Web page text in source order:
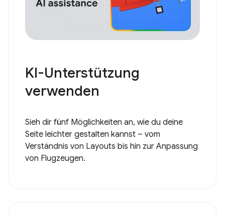
KI-Unterstützung
verwenden
Sieh dir fünf Möglichkeiten an, wie du deine
Seite leichter gestalten kannst – vom
Verständnis von Layouts bis hin zur Anpassung
von Flugzeugen.